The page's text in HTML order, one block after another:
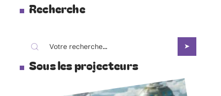
Recherche
Sous les projecteurs